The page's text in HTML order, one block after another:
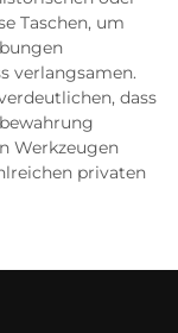
Taschen, um
verlangsamen.
dass
Werkzeugen
privaten